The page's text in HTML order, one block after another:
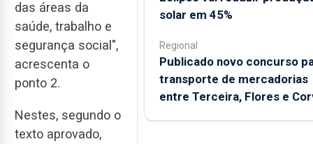
das áreas da
saúde, trabalho e
segurança social",
acrescenta o
ponto 2.
Nestes, segundo o
texto aprovado,
solar em 45%
Regional
Publicado novo concurso
transporte de mercadorias
entre Terceira, Flores e